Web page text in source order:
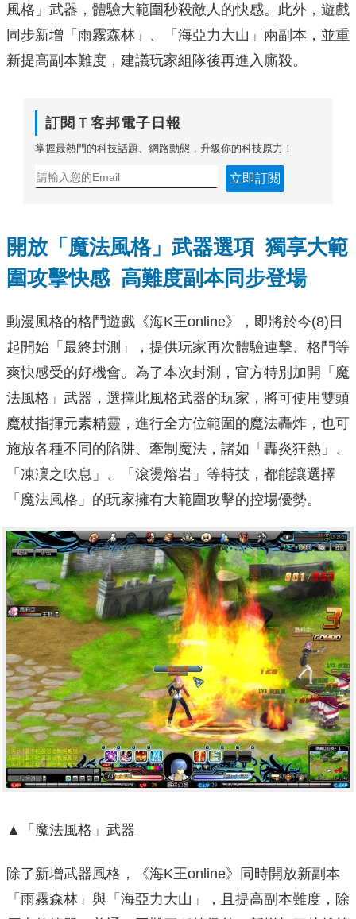
風格」武器，體驗大範圍秒殺敵人的快感。此外，遊戲
同步新增「雨霧森林」、「海亞力大山」兩副本，並重
新提高副本難度，建議玩家組隊後再進入廝殺。
訂閱Ｔ客邦電子日報
掌握最熱門的科技話題、網路動態，升級你的科技原力！
立即訂閱
開放「魔法風格」武器選項 獨享大範
圍攻擊快感 高難度副本同步登場
動漫風格的格鬥遊戲《海K王online》，即將於今(8)日
起開始「最終封測」，提供玩家再次體驗連擊、格鬥等
爽快感受的好機會。為了本次封測，官方特別加開「魔
法風格」武器，選擇此風格武器的玩家，將可使用雙頭
魔杖指揮元素精靈，進行全方位範圍的魔法轟炸，也可
施放各種不同的陷阱、牽制魔法，諸如「轟炎狂熱」、
「凍凜之吹息」、「滾燙熔岩」等特技，都能讓選擇
「魔法風格」的玩家擁有大範圍攻擊的控場優勢。
▲「魔法風格」武器
除了新增武器風格，《海K王online》同時開放新副本
「雨霧森林」與「海亞力大山」，且提高副本難度，除